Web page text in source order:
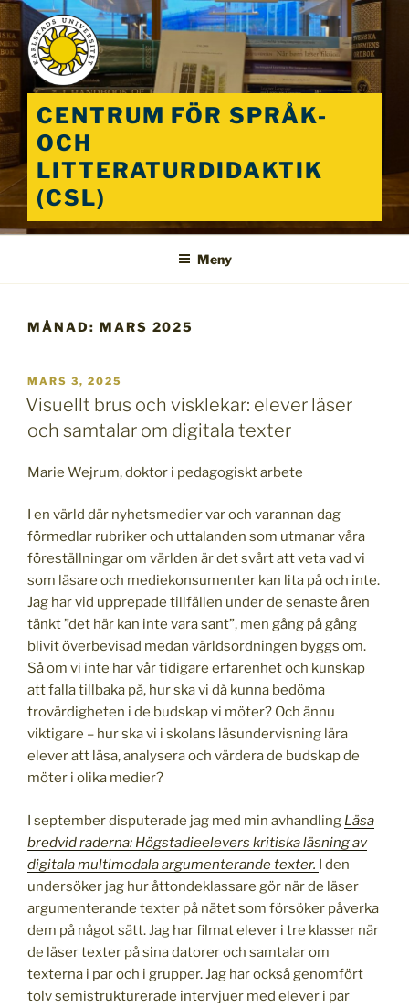
Hoppa
till
innehåll
CENTRUM FÖR SPRÅK-
OCH
LITTERATURDIDAKTIK
(CSL)
Meny
MÅNAD: MARS 2025
PUBLICERAT
MARS 3, 2025
Visuellt brus och visklekar: elever läser
och samtalar om digitala texter
Marie Wejrum, doktor i pedagogiskt arbete
I en värld där nyhetsmedier var och varannan dag
förmedlar rubriker och uttalanden som utmanar våra
föreställningar om världen är det svårt att veta vad vi
som läsare och mediekonsumenter kan lita på och inte.
Jag har vid upprepade tillfällen under de senaste åren
tänkt ”det här kan inte vara sant”, men gång på gång
blivit överbevisad medan världsordningen byggs om.
Så om vi inte har vår tidigare erfarenhet och kunskap
att falla tillbaka på, hur ska vi då kunna bedöma
trovärdigheten i de budskap vi möter? Och ännu
viktigare – hur ska vi i skolans läsundervisning lära
elever att läsa, analysera och värdera de budskap de
möter i olika medier?
I september disputerade jag med min avhandling Läsa
bredvid raderna: Högstadieelevers kritiska läsning av
digitala multimodala argumenterande texter. I den
undersöker jag hur åttondeklassare gör när de läser
argumenterande texter på nätet som försöker påverka
dem på något sätt. Jag har filmat elever i tre klasser när
de läser texter på sina datorer och samtalar om
texterna i par och i grupper. Jag har också genomfört
tolv semistrukturerade intervjuer med elever i par